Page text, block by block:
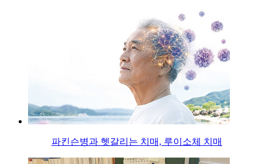
파킨슨병과 헷갈리는 치매, 루이소체 치매